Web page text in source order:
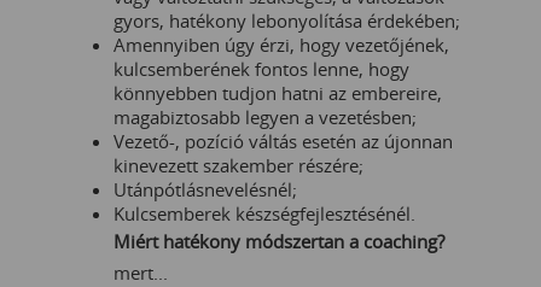
gyors, hatékony lebonyolítása érdekében;
Amennyiben úgy érzi, hogy vezetőjének,
kulcsemberének fontos lenne, hogy
könnyebben tudjon hatni az embereire,
magabiztosabb legyen a vezetésben;
Vezető-, pozíció váltás esetén az újonnan
kinevezett szakember részére;
Utánpótlásnevelésnél;
Kulcsemberek készségfejlesztésénél.
Miért hatékony módszertan a coaching?
mert...